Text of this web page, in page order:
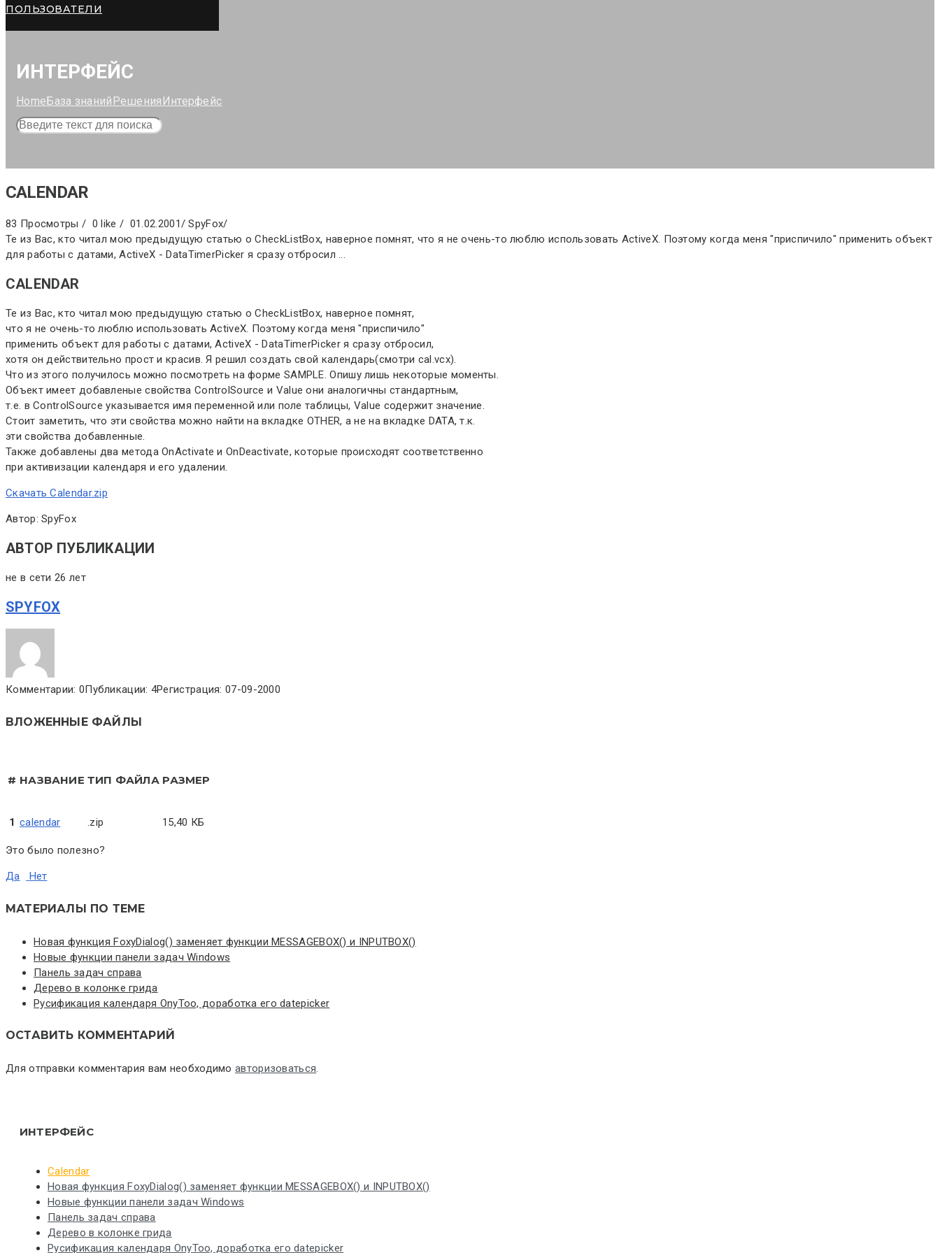
ПОЛЬЗОВАТЕЛИ
ИНТЕРФЕЙС
HomeБаза знаний Решения Интерфейс
CALENDAR
83 Просмотры / 0 like / 01.02.2001/ SpyFox/
Те из Вас, кто читал мою предыдущую статью о CheckListBox, наверное помнят, что я не очень-то люблю использовать ActiveX. Поэтому когда меня "приспичило" применить объект
для работы с датами, ActiveX - DataTimerPicker я сразу отбросил ...
CALENDAR
Те из Вас, кто читал мою предыдущую статью о CheckListBox, наверное помнят,
что я не очень-то люблю использовать ActiveX. Поэтому когда меня "приспичило"
применить объект для работы с датами, ActiveX - DataTimerPicker я сразу отбросил,
хотя он действительно прост и красив. Я решил создать свой календарь(смотри cal.vcx).
Что из этого получилось можно посмотреть на форме SAMPLE. Опишу лишь некоторые моменты.
Объект имеет добавленые свойства ControlSource и Value они аналогичны стандартным,
т.е. в ControlSource указывается имя переменной или поле таблицы, Value содержит значение.
Стоит заметить, что эти свойства можно найти на вкладке OTHER, а не на вкладке DATA, т.к.
эти свойства добавленные.
Также добавлены два метода OnActivate и OnDeactivate, которые происходят соответственно
при активизации календаря и его удалении.
Скачать Calendar.zip
Автор: SpyFox
АВТОР ПУБЛИКАЦИИ
не в сети 26 лет
SPYFOX
Комментарии: 0Публикации: 4Регистрация: 07-09-2000
ВЛОЖЕННЫЕ ФАЙЛЫ
# НАЗВАНИЕ ТИП ФАЙЛА РАЗМЕР
1 calendar .zip 15,40 КБ
Это было полезно?
Да Нет
МАТЕРИАЛЫ ПО ТЕМЕ
Новая функция FoxyDialog() заменяет функции MESSAGEBOX() и INPUTBOX()
Новые функции панели задач Windows
Панель задач справа
Дерево в колонке грида
Русификация календаря OnyToo, доработка его datepicker
ОСТАВИТЬ КОММЕНТАРИЙ
Для отправки комментария вам необходимоавторизоваться.
ИНТЕРФЕЙС
Calendar
Новая функция FoxyDialog() заменяет функции MESSAGEBOX() и INPUTBOX()
Новые функции панели задач Windows
Панель задач справа
Дерево в колонке грида
Русификация календаря OnyToo, доработка его datepicker